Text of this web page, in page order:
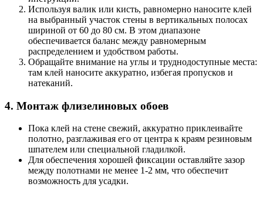
Используя валик или кисть, равномерно наносите клей
на выбранный участок стены в вертикальных полосах
шириной от 60 до 80 см. В этом диапазоне
обеспечивается баланс между равномерным
распределением и удобством работы.
Обращайте внимание на углы и труднодоступные места:
там клей наносите аккуратно, избегая пропусков и
натеканий.
4. Монтаж флизелиновых обоев
Пока клей на стене свежий, аккуратно приклеивайте
полотно, разглаживая его от центра к краям резиновым
шпателем или специальной гладилкой.
Для обеспечения хорошей фиксации оставляйте зазор
между полотнами не менее 1-2 мм, что обеспечит
возможность для усадки.